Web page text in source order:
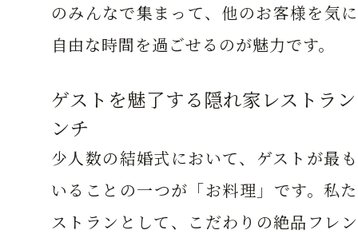
のみんなで集まって、他のお客様を気
自由な時間を過ごせるのが魅力です。
ゲストを魅了する隠れ家レストラ
ンチ
少人数の結婚式において、ゲストが最
いることの一つが「お料理」です。私
ストランとして、こだわりの絶品フレ